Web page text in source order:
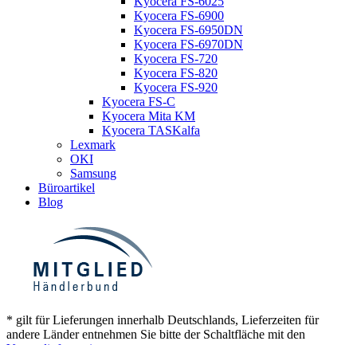
Kyocera FS-6900
Kyocera FS-6950DN
Kyocera FS-6970DN
Kyocera FS-720
Kyocera FS-820
Kyocera FS-920
Kyocera FS-C
Kyocera Mita KM
Kyocera TASKalfa
Lexmark
OKI
Samsung
Büroartikel
Blog
* gilt für Lieferungen innerhalb Deutschlands, Lieferzeiten für
andere Länder entnehmen Sie bitte der Schaltfläche mit den